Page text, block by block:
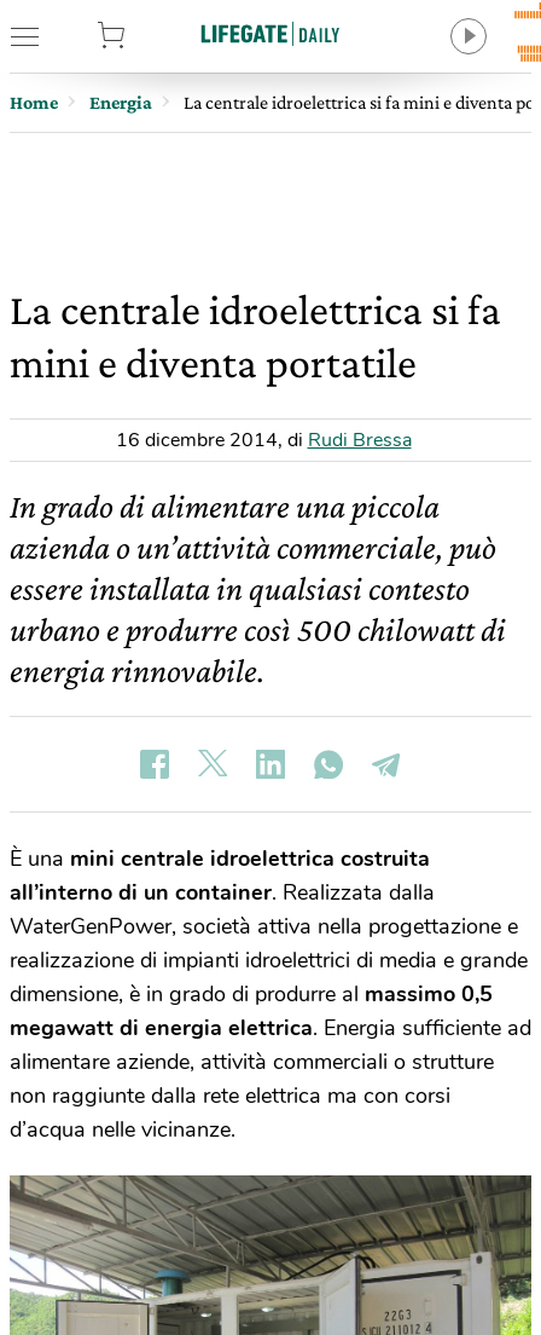
Home Energia La centrale idroelettrica si fa mini e diventa
La centrale idroelettrica si fa
mini e diventa portatile
16 dicembre 2014, di Rudi Bressa
In grado di alimentare una piccola
azienda o un’attività commerciale, può
essere installata in qualsiasi contesto
urbano e produrre così 500 chilowatt di
energia rinnovabile.
È una mini centrale idroelettrica costruita
all’interno di un container. Realizzata dalla
WaterGenPower, società attiva nella progettazione e
realizzazione di impianti idroelettrici di media e grande
dimensione, è in grado di produrre al massimo 0,5
megawatt di energia elettrica. Energia sufficiente ad
alimentare aziende, attività commerciali o strutture
non raggiunte dalla rete elettrica ma con corsi
d’acqua nelle vicinanze.